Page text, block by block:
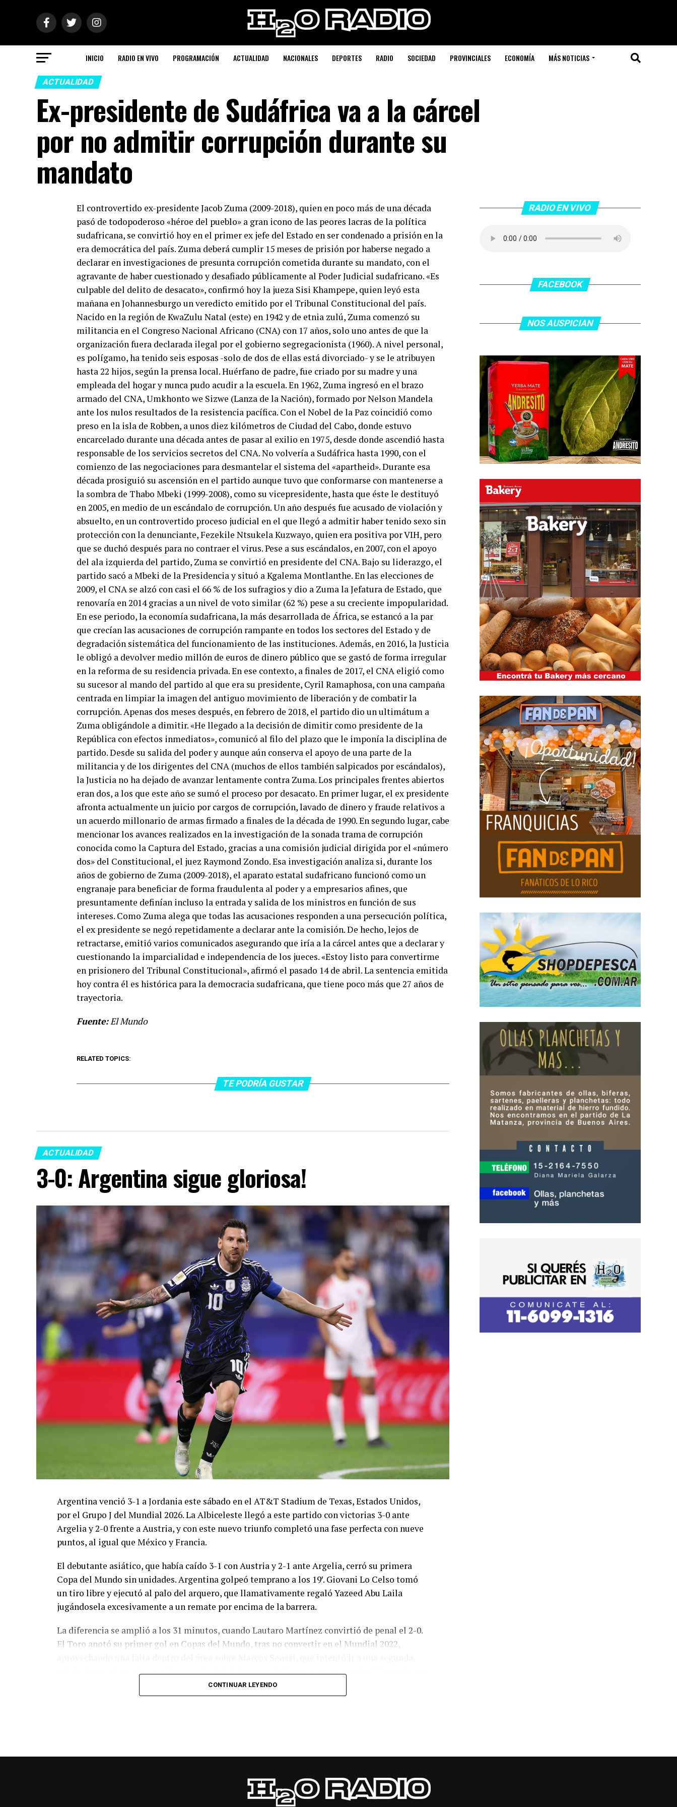
INICIO RADIO EN VIVO PROGRAMACIÓN ACTUALIDAD NACIONALES DEPORTES RADIO SOCIEDAD PROVINCIALES ECONOMÍA MÁS NOTICIAS
ACTUALIDAD
Ex-presidente de Sudáfrica va a la cárcel
por no admitir corrupción durante su
mandato
El controvertido ex-presidente Jacob Zuma (2009-2018), quien en poco más de una década
pasó de todopoderoso «héroe del pueblo» a gran icono de las peores lacras de la política
sudafricana, se convirtió hoy en el primer ex jefe del Estado en ser condenado a prisión en la
era democrática del país. Zuma deberá cumplir 15 meses de prisión por haberse negado a
declarar en investigaciones de presunta corrupción cometida durante su mandato, con el
agravante de haber cuestionado y desafiado públicamente al Poder Judicial sudafricano. «Es
culpable del delito de desacato», confirmó hoy la jueza Sisi Khampepe, quien leyó esta
mañana en Johannesburgo un veredicto emitido por el Tribunal Constitucional del país.
Nacido en la región de KwaZulu Natal (este) en 1942 y de etnia zulú, Zuma comenzó su
militancia en el Congreso Nacional Africano (CNA) con 17 años, solo uno antes de que la
organización fuera declarada ilegal por el gobierno segregacionista (1960). A nivel personal,
es polígamo, ha tenido seis esposas -solo de dos de ellas está divorciado- y se le atribuyen
hasta 22 hijos, según la prensa local. Huérfano de padre, fue criado por su madre y una
empleada del hogar y nunca pudo acudir a la escuela. En 1962, Zuma ingresó en el brazo
armado del CNA, Umkhonto we Sizwe (Lanza de la Nación), formado por Nelson Mandela
ante los nulos resultados de la resistencia pacífica. Con el Nobel de la Paz coincidió como
preso en la isla de Robben, a unos diez kilómetros de Ciudad del Cabo, donde estuvo
encarcelado durante una década antes de pasar al exilio en 1975, desde donde ascendió hasta
responsable de los servicios secretos del CNA. No volvería a Sudáfrica hasta 1990, con el
comienzo de las negociaciones para desmantelar el sistema del «apartheid». Durante esa
década prosiguió su ascensión en el partido aunque tuvo que conformarse con mantenerse a
la sombra de Thabo Mbeki (1999-2008), como su vicepresidente, hasta que éste le destituyó
en 2005, en medio de un escándalo de corrupción. Un año después fue acusado de violación y
absuelto, en un controvertido proceso judicial en el que llegó a admitir haber tenido sexo sin
protección con la denunciante, Fezekile Ntsukela Kuzwayo, quien era positiva por VIH, pero
que se duchó después para no contraer el virus. Pese a sus escándalos, en 2007, con el apoyo
del ala izquierda del partido, Zuma se convirtió en presidente del CNA. Bajo su liderazgo, el
partido sacó a Mbeki de la Presidencia y situó a Kgalema Montlanthe. En las elecciones de
2009, el CNA se alzó con casi el 66 % de los sufragios y dio a Zuma la Jefatura de Estado, que
renovaría en 2014 gracias a un nivel de voto similar (62 %) pese a su creciente impopularidad.
En ese periodo, la economía sudafricana, la más desarrollada de África, se estancó a la par
que crecían las acusaciones de corrupción rampante en todos los sectores del Estado y de
degradación sistemática del funcionamiento de las instituciones. Además, en 2016, la Justicia
le obligó a devolver medio millón de euros de dinero público que se gastó de forma irregular
en la reforma de su residencia privada. En ese contexto, a finales de 2017, el CNA eligió como
su sucesor al mando del partido al que era su presidente, Cyril Ramaphosa, con una campaña
centrada en limpiar la imagen del antiguo movimiento de liberación y de combatir la
corrupción. Apenas dos meses después, en febrero de 2018, el partido dio un ultimátum a
Zuma obligándole a dimitir. «He llegado a la decisión de dimitir como presidente de la
República con efectos inmediatos», comunicó al filo del plazo que le imponía la disciplina de
partido. Desde su salida del poder y aunque aún conserva el apoyo de una parte de la
militancia y de los dirigentes del CNA (muchos de ellos también salpicados por escándalos),
la Justicia no ha dejado de avanzar lentamente contra Zuma. Los principales frentes abiertos
eran dos, a los que este año se sumó el proceso por desacato. En primer lugar, el ex presidente
afronta actualmente un juicio por cargos de corrupción, lavado de dinero y fraude relativos a
un acuerdo millonario de armas firmado a finales de la década de 1990. En segundo lugar, cabe
mencionar los avances realizados en la investigación de la sonada trama de corrupción
conocida como la Captura del Estado, gracias a una comisión judicial dirigida por el «número
dos» del Constitucional, el juez Raymond Zondo. Esa investigación analiza si, durante los
años de gobierno de Zuma (2009-2018), el aparato estatal sudafricano funcionó como un
engranaje para beneficiar de forma fraudulenta al poder y a empresarios afines, que
presuntamente definían incluso la entrada y salida de los ministros en función de sus
intereses. Como Zuma alega que todas las acusaciones responden a una persecución política,
el ex presidente se negó repetidamente a declarar ante la comisión. De hecho, lejos de
retractarse, emitió varios comunicados asegurando que iría a la cárcel antes que a declarar y
cuestionando la imparcialidad e independencia de los jueces. «Estoy listo para convertirme
en prisionero del Tribunal Constitucional», afirmó el pasado 14 de abril. La sentencia emitida
hoy contra él es histórica para la democracia sudafricana, que tiene poco más que 27 años de
trayectoria.
Fuente:El Mundo
RELATED TOPICS:
TE PODRÍA GUSTAR
ACTUALIDAD
3-0: Argentina sigue gloriosa!
Argentina venció 3-1 a Jordania este sábado en el AT&T Stadium de Texas, Estados Unidos,
por el Grupo J del Mundial 2026. La Albiceleste llegó a este partido con victorias 3-0 ante
Argelia y 2-0 frente a Austria, y con este nuevo triunfo completó una fase perfecta con nueve
puntos, al igual que México y Francia.
El debutante asiático, que había caído 3-1 con Austria y 2-1 ante Argelia, cerró su primera
Copa del Mundo sin unidades. Argentina golpeó temprano a los 19′. Giovani Lo Celso tomó
un tiro libre y ejecutó al palo del arquero, que llamativamente regaló Yazeed Abu Laila
jugándosela excesivamente a un remate por encima de la barrera.
La diferencia se amplió a los 31 minutos, cuando Lautaro Martínez convirtió de penal el 2-0.
El Toro anotó su primer gol en Copas del Mundo, tras no convertir en el Mundial 2022,
pelota luego de un tiro en el travesaño del delanatero del Inter, pero se terminó llevando una
CONTINUAR LEYENDO
RADIO EN VIVO
FACEBOOK
NOS AUSPICIAN